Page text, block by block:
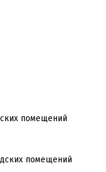
помещений
помещений